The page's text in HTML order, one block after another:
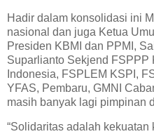
Hadir dalam konsolidasi ini
nasional dan juga Ketua
Presiden KBMI dan PPMI,
Suparlianto Sekjend FSPPP
Indonesia, FSPLEM KSPI,
YFAS, Pembaru, GMNI
masih banyak lagi pimpinan
“Solidaritas adalah kekuatan